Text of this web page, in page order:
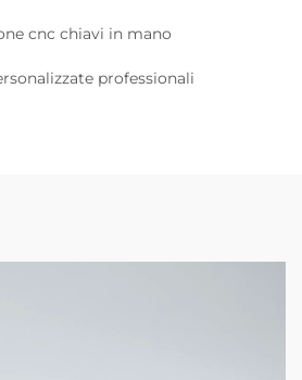
cnc chiavi in mano
professionali